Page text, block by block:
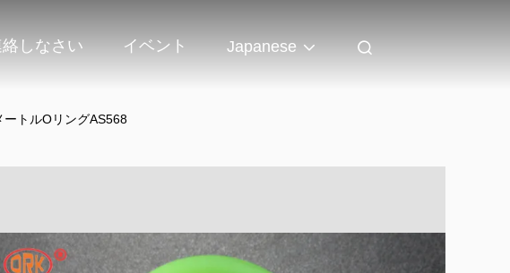
しなさい イベント Japanese
トルOリングAS568